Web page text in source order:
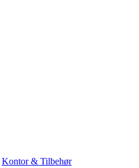
Kontor & Tilbehør